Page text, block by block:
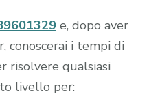
e, dopo aver
conoscerai i tempi di
risolvere qualsiasi
livello per: